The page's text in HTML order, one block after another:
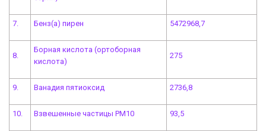
7. Бенз(а) пирен 5472968,7
8.
Борная кислота (ортоборная
кислота)
275
9. Ванадия пятиоксид 2736,8
10. Взвешенные частицы РМ10 93,5